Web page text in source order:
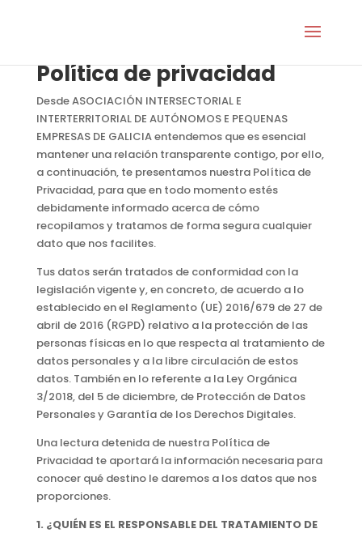
Política de privacidad
Desde ASOCIACIÓN INTERSECTORIAL E
INTERTERRITORIAL DE AUTÓNOMOS E PEQUENAS
EMPRESAS DE GALICIA entendemos que es esencial
mantener una relación transparente contigo, por ello,
a continuación, te presentamos nuestra Política de
Privacidad, para que en todo momento estés
debidamente informado acerca de cómo
recopilamos y tratamos de forma segura cualquier
dato que nos facilites.
Tus datos serán tratados de conformidad con la
legislación vigente y, en concreto, de acuerdo a lo
establecido en el Reglamento (UE) 2016/679 de 27 de
abril de 2016 (RGPD) relativo a la protección de las
personas físicas en lo que respecta al tratamiento de
datos personales y a la libre circulación de estos
datos. También en lo referente a la Ley Orgánica
3/2018, del 5 de diciembre, de Protección de Datos
Personales y Garantía de los Derechos Digitales.
Una lectura detenida de nuestra Política de
Privacidad te aportará la información necesaria para
conocer qué destino le daremos a los datos que nos
proporciones.
1. ¿QUIÉN ES EL RESPONSABLE DEL TRATAMIENTO DE